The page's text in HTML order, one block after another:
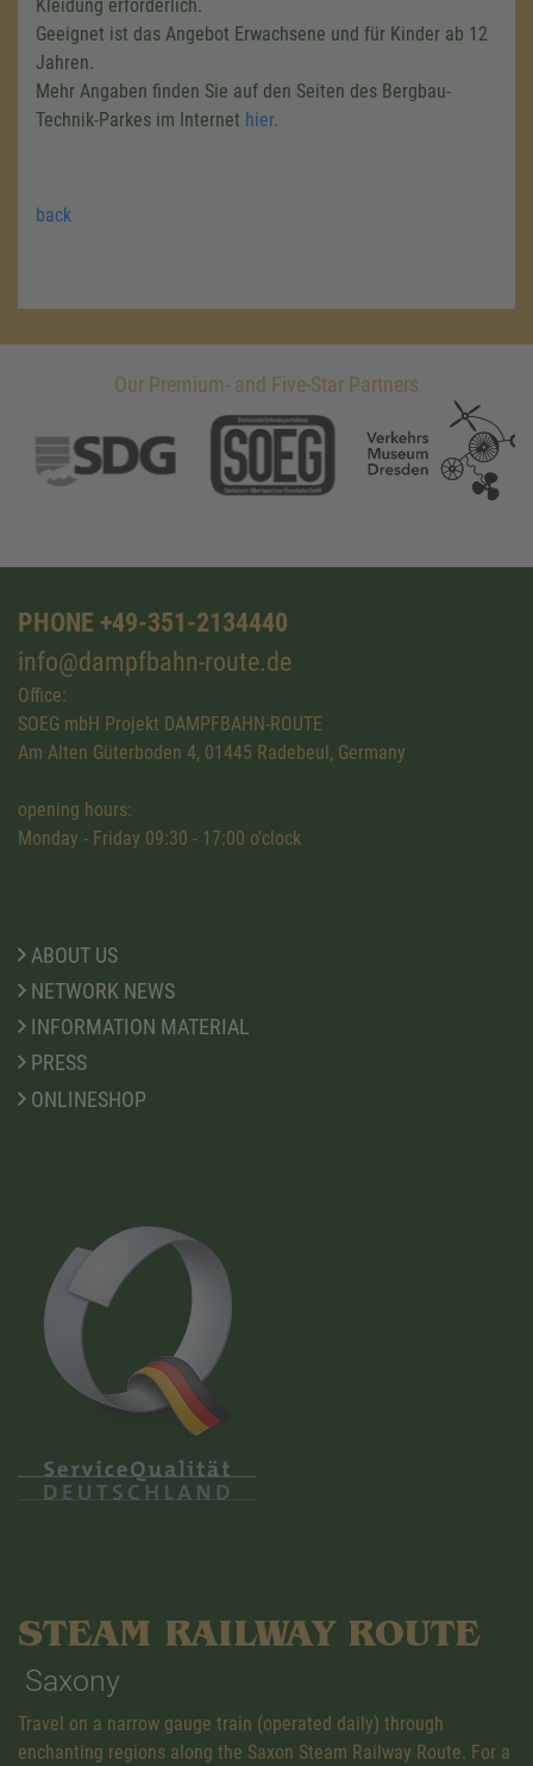
Kleidung erforderlich.
Geeignet ist das Angebot Erwachsene und für Kinder ab 12
Jahren.
Mehr Angaben finden Sie auf den Seiten des Bergbau-
Technik-Parkes im Internet hier.
back
Our Premium- and Five-Star Partners
PHONE +49-351-2134440
info@dampfbahn-route.de
Office:
SOEG mbH Projekt DAMPFBAHN-ROUTE
Am Alten Güterboden 4, 01445 Radebeul, Germany
opening hours:
Monday - Friday 09:30 - 17:00 o'clock
ABOUT US
NETWORK NEWS
INFORMATION MATERIAL
PRESS
ONLINESHOP
STEAM RAILWAY ROUTE
Saxony
Travel on a narrow gauge train (operated daily) through
enchanting regions along the Saxon Steam Railway Route. For a